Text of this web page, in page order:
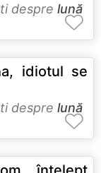
despre lună
idiotul se
despre lună